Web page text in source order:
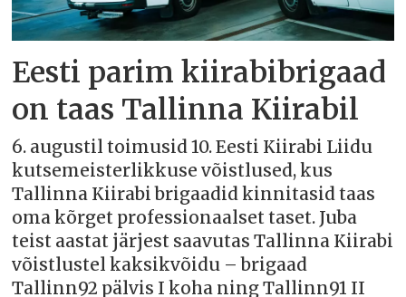
Eesti parim kiirabibrigaad
on taas Tallinna Kiirabil
6. augustil toimusid 10. Eesti Kiirabi Liidu
kutsemeisterlikkuse võistlused, kus
Tallinna Kiirabi brigaadid kinnitasid taas
oma kõrget professionaalset taset. Juba
teist aastat järjest saavutas Tallinna Kiirabi
võistlustel kaksikvõidu – brigaad
Tallinn92 pälvis I koha ning Tallinn91 II